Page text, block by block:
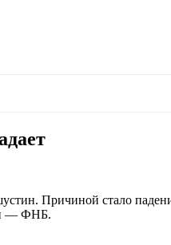
Причиной стало
— ФНБ.